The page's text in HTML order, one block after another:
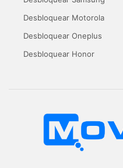
Desbloquear Motorola
Desbloquear Oneplus
Desbloquear Honor